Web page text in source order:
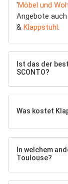
'Möbel und
Angebote
& Klappstuhl.
Ist das der
SCONTO?
Was kostet
In welchem
Toulouse?